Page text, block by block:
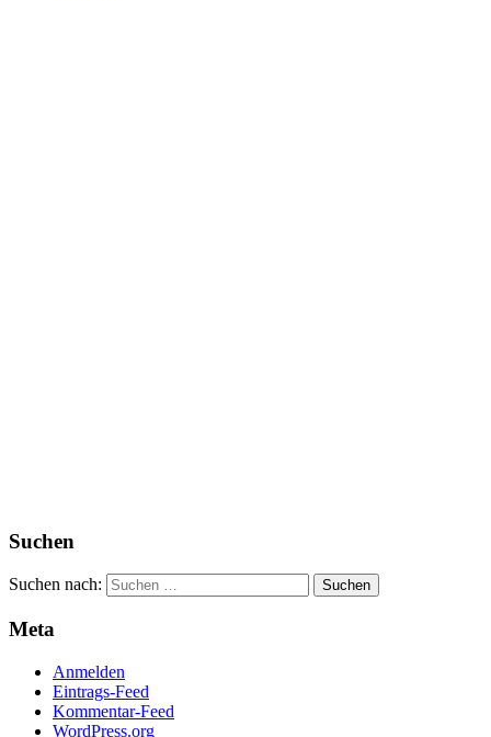
Suchen
Suchen nach:
Meta
Anmelden
Eintrags-Feed
Kommentar-Feed
WordPress.org